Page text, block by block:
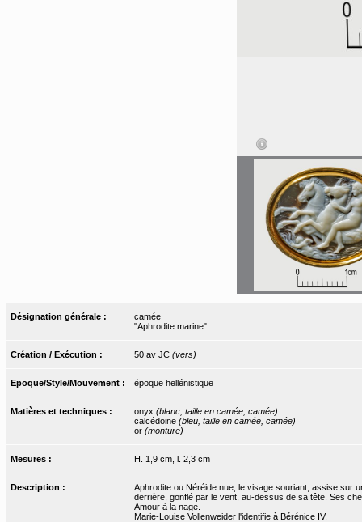
Désignation générale :
camée
"Aphrodite marine"
Création / Exécution : 50 av JC (vers)
Epoque/Style/Mouvement : époque hellénistique
Matières et techniques : onyx (blanc, taille en camée, camée)
calcédoine (bleu, taille en camée, camée)
or (monture)
Mesures : H. 1,9 cm, l. 2,3 cm
Description :
Aphrodite ou Néréide nue, le visage souriant, assise sur
derrière, gonflé par le vent, au-dessus de sa tête. Ses
Amour à la nage.
Marie-Louise Vollenweider l'identifie à Bérénice IV.